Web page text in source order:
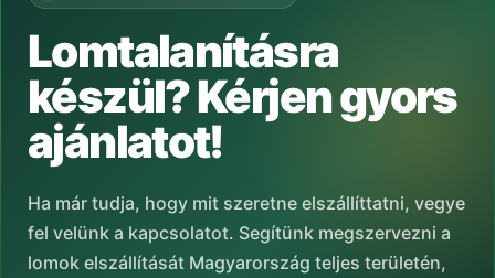
Lomtalanításra
készül? Kérjen gyors
ajánlatot!
Ha már tudja, hogy mit szeretne elszállíttatni, vegye
fel velünk a kapcsolatot. Segítünk megszervezni a
lomok elszállítását Magyarország teljes területén,